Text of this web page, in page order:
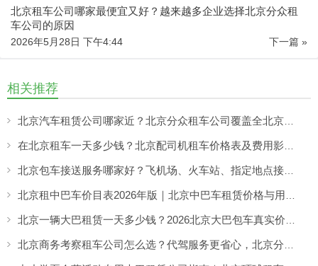
北京租车公司哪家最便宜又好？越来越多企业选择北京分众租
车公司的原因
下一篇 »
2026年5月28日 下午4:44
相关推荐